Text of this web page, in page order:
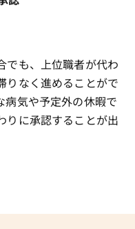
でも、上位職者が代わ
りなく進めることがで
病気や予定外の休暇で
りに承認することが出